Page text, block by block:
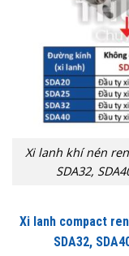
Xi lanh khí nén
SDA32,
Xi lanh compact
SDA32,